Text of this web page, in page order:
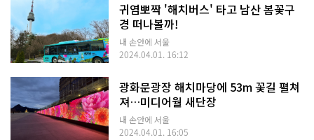
귀염뽀짝 '해치버스' 타고 남산 봄꽃구
경 떠나볼까!
내 손안에 서울
2024.04.01. 16:12
광화문광장 해치마당에 53m 꽃길 펼쳐
져…미디어월 새단장
내 손안에 서울
2024.04.01. 16:05